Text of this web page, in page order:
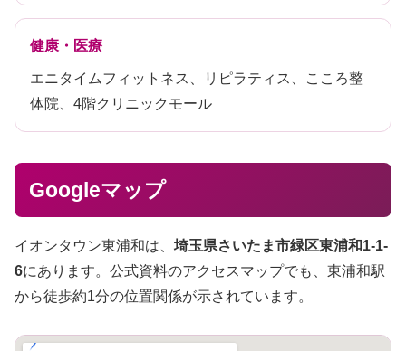
健康・医療
エニタイムフィットネス、リピラティス、こころ整
体院、4階クリニックモール
Googleマップ
イオンタウン東浦和は、 埼玉県さいたま市緑区東浦和1-1-
6にあります。公式資料のアクセスマップでも、東浦和駅
から徒歩約1分の位置関係が示されています。